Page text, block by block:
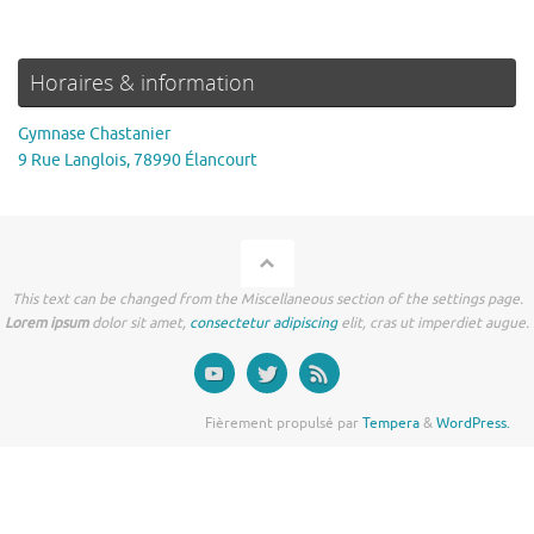
Horaires & information
Gymnase Chastanier
9 Rue Langlois, 78990 Élancourt
This text can be changed from the Miscellaneous section of the settings page.
Lorem ipsumdolor sit amet, consectetur adipiscingelit, cras ut imperdiet augue.
Fièrement propulsé parTempera&WordPress.